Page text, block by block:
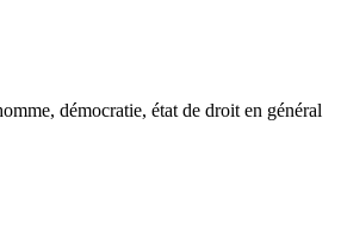
démocratie, état de droit en général